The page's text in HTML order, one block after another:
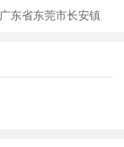
广东省东莞市长安镇